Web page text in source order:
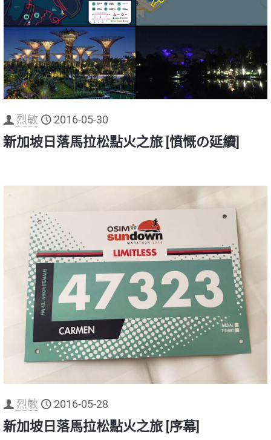
烈敏 2016-05-30
新加坡日落馬拉松點火之旅 [憤慨の延續]
烈敏 2016-05-28
新加坡日落馬拉松點火之旅 [序幕]